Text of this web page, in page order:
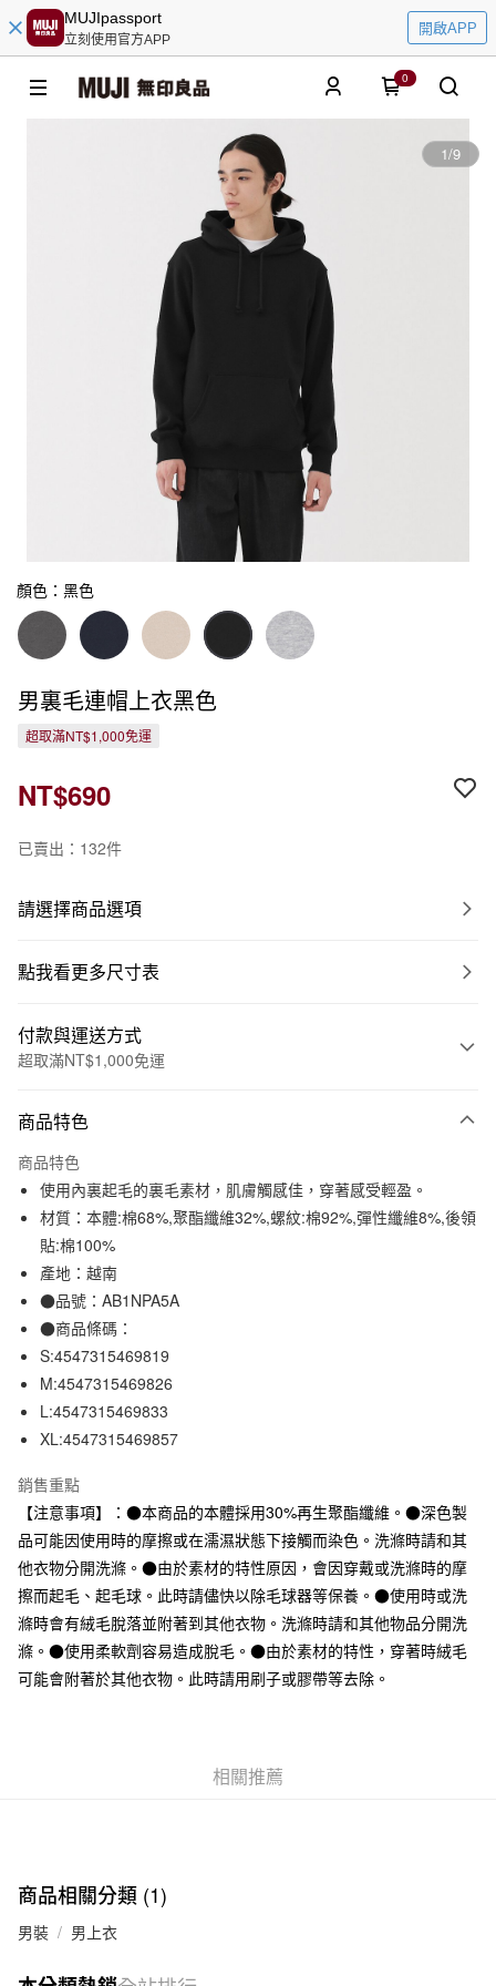
MUJIpassport
立刻使用官方APP
開啟APP
0
1/9
顏色：黑色
男裏毛連帽上衣黑色
超取滿NT$1,000免運
NT$690
已賣出：132件
請選擇商品選項
點我看更多尺寸表
付款與運送方式
超取滿NT$1,000免運
信用卡一次付款
信用卡分期付款
3 期 0 利率 每期 NT$230 21家銀行
合作金庫商業銀行
華南商業銀行
上海商業儲蓄銀行
臺灣中小企業銀行
匯豐（台灣）商業銀行
聯邦商業銀行
元大商業銀行
玉山商業銀行
台灣樂天信用卡公司
超商取貨付款
LINE Pay
Apple Pay
街口支付
悠遊付
全家取貨付款
每筆NT$65，滿NT$1,000(含以上)免運費
付款後全家取貨
每筆NT$65，滿NT$1,000(含以上)免運費
7-11取貨付款
每筆NT$65，滿NT$1,000(含以上)免運費
免運費
商品特色
商品特色
使用內裏起毛的裏毛素材，肌膚觸感佳，穿著感受輕盈。
材質：本體:棉68%,聚酯纖維32%,螺紋:棉92%,彈性纖維8%,後領
貼:棉100%
產地：越南
●品號：AB1NPA5A
●商品條碼：
S:4547315469819
M:4547315469826
L:4547315469833
XL:4547315469857
銷售重點
【注意事項】：●本商品的本體採用30%再生聚酯纖維。●深色製
品可能因使用時的摩擦或在濡濕狀態下接觸而染色。洗滌時請和其
他衣物分開洗滌。●由於素材的特性原因，會因穿戴或洗滌時的摩
擦而起毛、起毛球。此時請儘快以除毛球器等保養。●使用時或洗
滌時會有絨毛脫落並附著到其他衣物。洗滌時請和其他物品分開洗
滌。●使用柔軟劑容易造成脫毛。●由於素材的特性，穿著時絨毛
可能會附著於其他衣物。此時請用刷子或膠帶等去除。
相關推薦
商品相關分類 (1)
男裝 男上衣